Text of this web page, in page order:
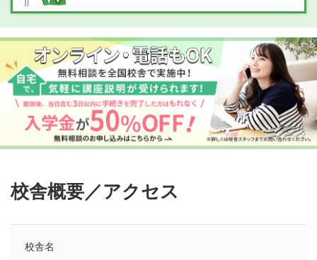
校舎概要／アクセス
校舎名